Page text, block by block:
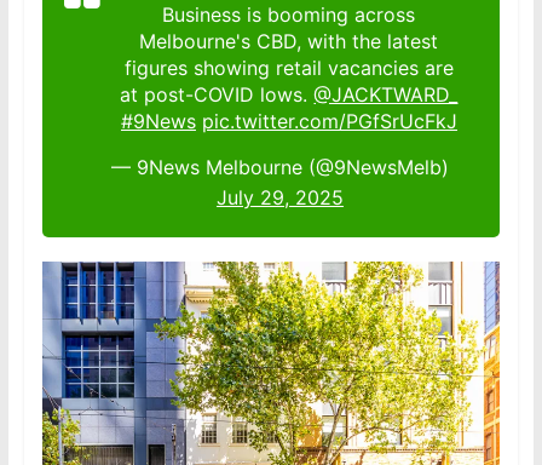
Business is booming across
Melbourne's CBD, with the latest
figures showing retail vacancies are
at post-COVID lows.@JACKTWARD_
#9News pic.twitter.com/PGfSrUcFkJ
— 9News Melbourne (@9NewsMelb)
July 29, 2025